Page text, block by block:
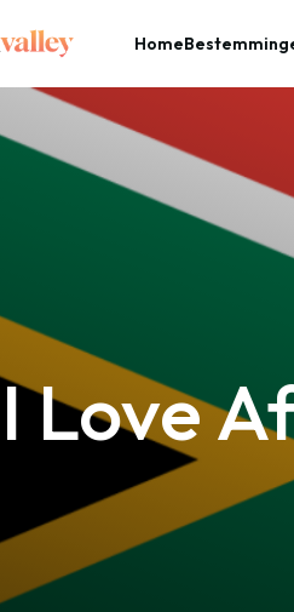
Home
I Love Afrika: De creatievelingen der bevolking
I Love